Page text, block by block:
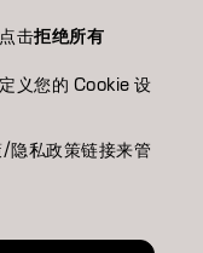
障碍访问
击拒绝所有
义您的 Cookie 设
隐私政策链接来管